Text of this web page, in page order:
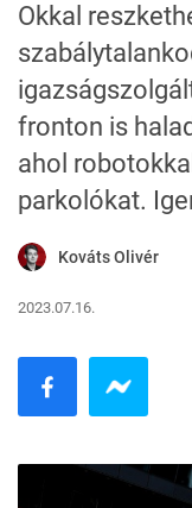
Okkal
fronton is
ahol
parkolókat.
Kováts Olivér
2023.07.16.